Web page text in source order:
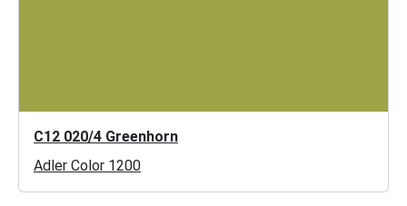
C12 020/4 Greenhorn
Adler Color 1200